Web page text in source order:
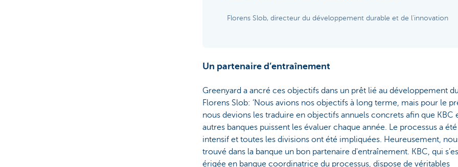
Florens Slob, directeur du développement durable et de l'innovation
Un partenaire d’entraînement
Greenyard a ancré ces objectifs dans un prêt lié au développement
Florens Slob: ‘Nous avions nos objectifs à long terme, mais pour le
nous devions les traduire en objectifs annuels concrets afin que KBC
autres banques puissent les évaluer chaque année. Le processus a été
intensif et toutes les divisions ont été impliquées. Heureusement,
trouvé dans la banque un bon partenaire d'entraînement. KBC, qui
érigée en banque coordinatrice du processus, dispose de véritables